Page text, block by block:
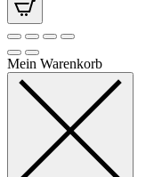
Mein Warenkorb